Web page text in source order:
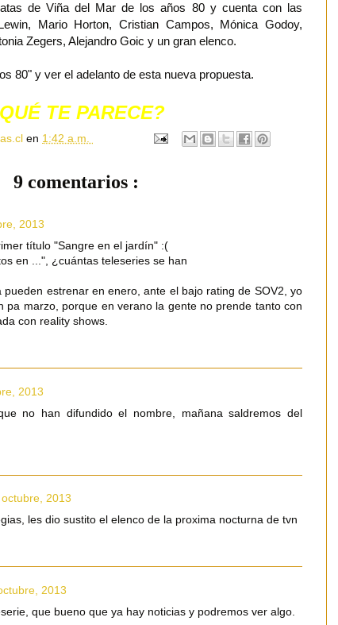
de Viña del Mar de los años 80 y cuenta con las
Mario Horton, Cristian Campos, Mónica Godoy,
Zegers, Alejandro Goic y un gran elenco.
80" y ver el adelanto de esta nueva propuesta.
TE PARECE?
en 1:42 a.m.
9 comentarios :
2013
título "Sangre en el jardín" :(
en ...", ¿cuántas teleseries se han
pueden estrenar en enero, ante el bajo rating de SOV2, yo
pa marzo, porque en verano la gente no prende tanto con
con reality shows.
2013
no han difundido el nombre, mañana saldremos del
2013
les dio sustito el elenco de la proxima nocturna de tvn
2013
que bueno que ya hay noticias y podremos ver algo.